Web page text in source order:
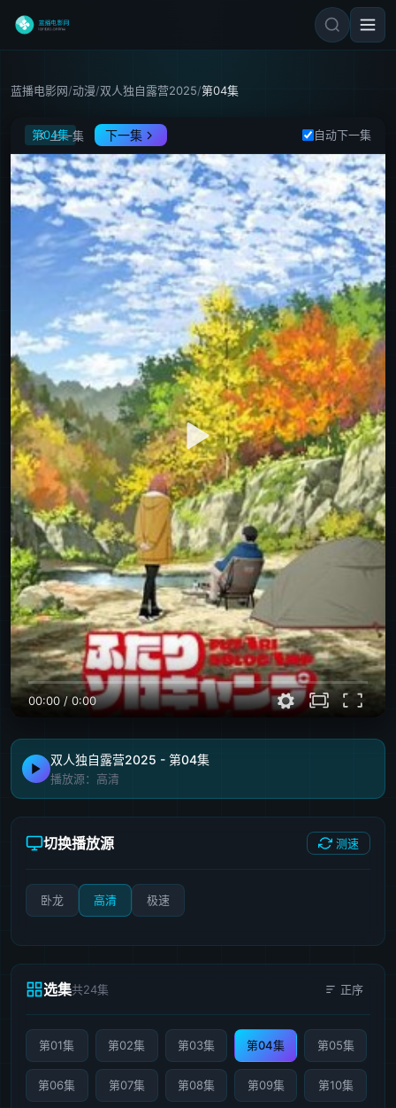
蓝播电影网/动漫/双人独自露营2025/第04集
双人独自露营2025
第04集
上一集 下一集 自动下一集
00:00/ 0:00
双人独自露营2025 - 第04集
播放源：高清
切换播放源 测速
卧龙 高清 极速
选集共24集 正序
第01集 第02集 第03集 第04集 第05集
第06集 第07集 第08集 第09集 第10集